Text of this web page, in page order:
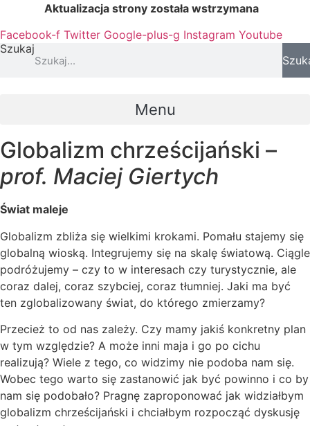
treści
Aktualizacja strony została wstrzymana
Facebook-f Twitter Google-plus-g Instagram Youtube
Szukaj
Menu
Globalizm chrześcijański –
prof. Maciej Giertych
Świat maleje
Globalizm zbliża się wielkimi krokami. Pomału stajemy się
globalną wioską. Integrujemy się na skalę światową. Ciągle
podróżujemy – czy to w interesach czy turystycznie, ale
coraz dalej, coraz szybciej, coraz tłumniej. Jaki ma być
ten zglobalizowany świat, do którego zmierzamy?
Przecież to od nas zależy. Czy mamy jakiś konkretny plan
w tym względzie? A może inni maja i go po cichu
realizują? Wiele z tego, co widzimy nie podoba nam się.
Wobec tego warto się zastanowić jak być powinno i co by
nam się podobało? Pragnę zaproponować jak widziałbym
globalizm chrześcijański i chciałbym rozpocząć dyskusję